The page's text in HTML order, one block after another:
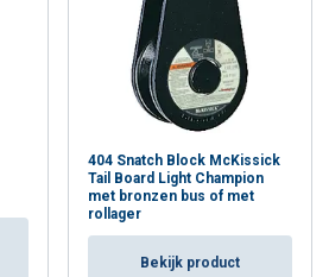
404 Snatch Block McKissick
Tail Board Light Champion
met bronzen bus of met
rollager
Bekijk product